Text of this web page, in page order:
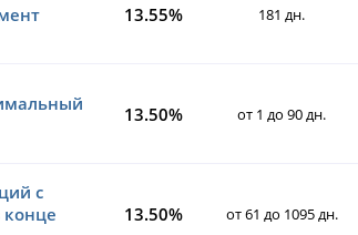
13.55% 181 дн.
13.50% от 1 до 90 дн.
с
конце
13.50% от 61 до 1095 дн.